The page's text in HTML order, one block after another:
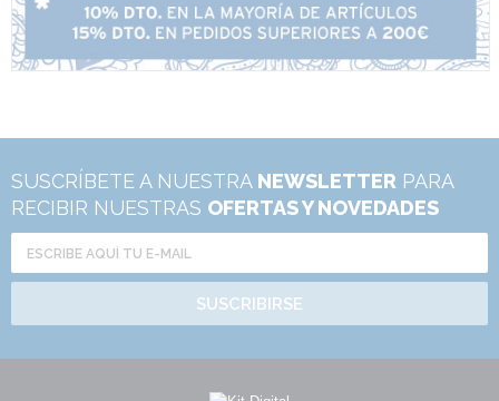
SUSCRÍBETE A NUESTRA NEWSLETTER PARA
RECIBIR NUESTRAS OFERTAS Y NOVEDADES
SUSCRIBIRSE